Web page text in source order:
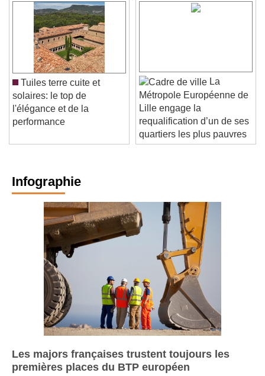
Tuiles terre cuite et
solaires: le top de
l'élégance et de la
performance
La
Métropole Européenne de
Lille engage la
requalification d’un de ses
quartiers les plus pauvres
Infographie
Les majors françaises trustent toujours les
premières places du BTP européen